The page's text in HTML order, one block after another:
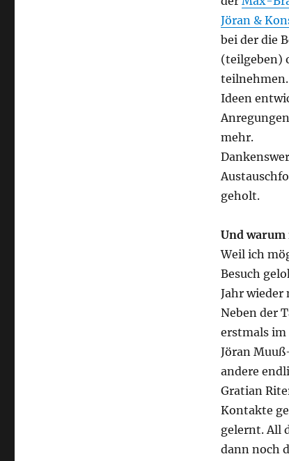
Jöran &
bei der die
(teilgeben)
Ideen
mehr.
geholt.
Und
Weil ich
Besuch
Jahr wieder
Neben der
erstmals im
Jöran
andere
Gratian
Kontakte
gelernt. All
dann noch